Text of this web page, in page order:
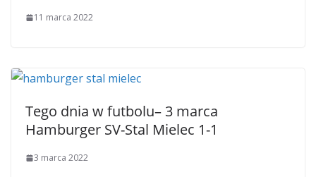
11 marca 2022
Tego dnia w futbolu– 3 marca
Hamburger SV-Stal Mielec 1-1
3 marca 2022